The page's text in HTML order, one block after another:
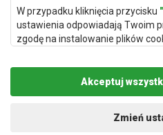
W przypadku kliknięcia przycisku
ustawienia odpowiadają Twoim
zgodę na instalowanie plików
"Zapisz i zaakceptuj".
Podstawą przetwarzania danych
administratora danych
Akceptuj
Zmień
Dywany
Projekt i